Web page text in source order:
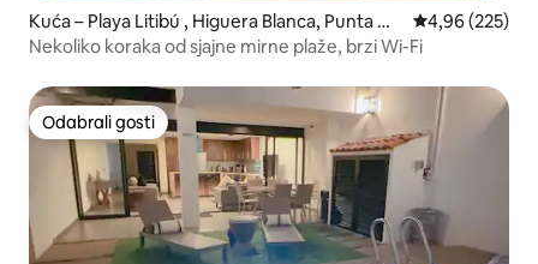
Kuća – Playa Litibú , Higuera Blanca, Punta Mit
a
Prosječna
4,96 (225)
Nekoliko koraka od sjajne mirne plaže, brzi Wi-Fi
Odabrali gosti
Odabrali gosti